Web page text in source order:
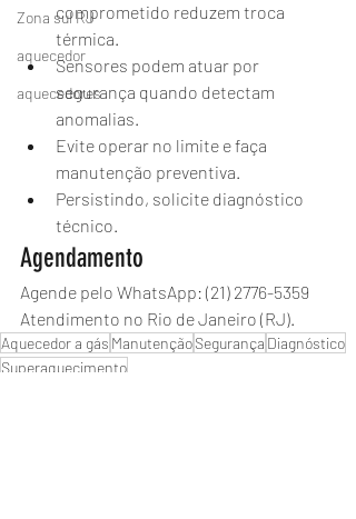
Zona sul RJ
aquecedor
aquecedores
comprometido reduzem troca
térmica.
Sensores podem atuar por
segurança quando detectam
anomalias.
Evite operar no limite e faça
manutenção preventiva.
Persistindo, solicite diagnóstico
técnico.
Agendamento
Agende pelo WhatsApp: (21) 2776-5359
Atendimento no Rio de Janeiro (RJ).
Aquecedor a gás ManutençãoSegurança Diagnóstico
Superaquecimento